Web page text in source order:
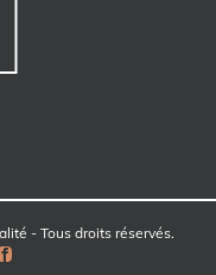
- Tous droits réservés.
Facebook